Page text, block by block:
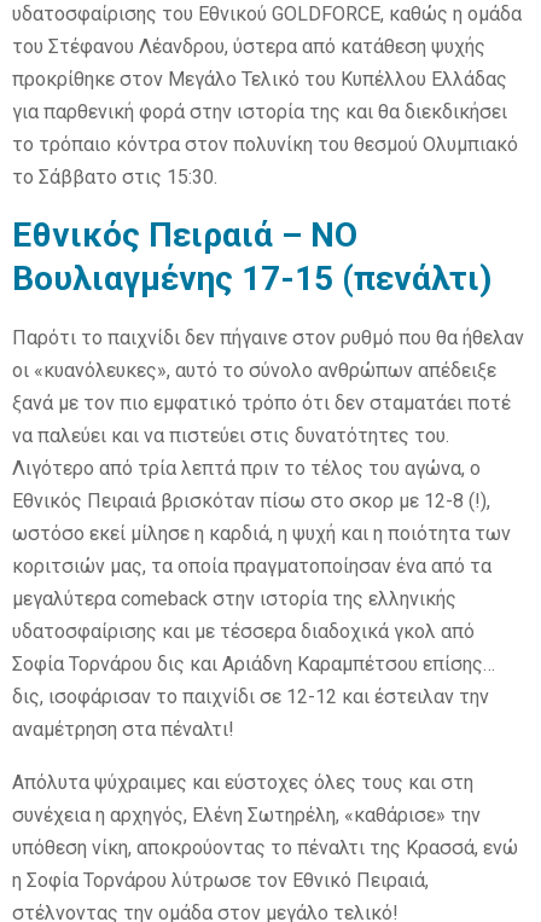
υδατοσφαίρισης του Εθνικού GOLDFORCE, καθώς η ομάδα
του Στέφανου Λέανδρου, ύστερα από κατάθεση ψυχής
προκρίθηκε στον Μεγάλο Τελικό του Κυπέλλου Ελλάδας
για παρθενική φορά στην ιστορία της και θα διεκδικήσει
το τρόπαιο κόντρα στον πολυνίκη του θεσμού Ολυμπιακό
το Σάββατο στις 15:30.
Εθνικός Πειραιά – ΝΟ
Βουλιαγμένης 17-15 (πενάλτι)
Παρότι το παιχνίδι δεν πήγαινε στον ρυθμό που θα ήθελαν
οι «κυανόλευκες», αυτό το σύνολο ανθρώπων απέδειξε
ξανά με τον πιο εμφατικό τρόπο ότι δεν σταματάει ποτέ
να παλεύει και να πιστεύει στις δυνατότητες του.
Λιγότερο από τρία λεπτά πριν το τέλος του αγώνα, ο
Εθνικός Πειραιά βρισκόταν πίσω στο σκορ με 12-8 (!),
ωστόσο εκεί μίλησε η καρδιά, η ψυχή και η ποιότητα των
κοριτσιών μας, τα οποία πραγματοποίησαν ένα από τα
μεγαλύτερα comeback στην ιστορία της ελληνικής
υδατοσφαίρισης και με τέσσερα διαδοχικά γκολ από
Σοφία Τορνάρου δις και Αριάδνη Καραμπέτσου επίσης…
δις, ισοφάρισαν το παιχνίδι σε 12-12 και έστειλαν την
αναμέτρηση στα πέναλτι!
Απόλυτα ψύχραιμες και εύστοχες όλες τους και στη
συνέχεια η αρχηγός, Ελένη Σωτηρέλη, «καθάρισε» την
υπόθεση νίκη, αποκρούοντας το πέναλτι της Κρασσά, ενώ
η Σοφία Τορνάρου λύτρωσε τον Εθνικό Πειραιά,
στέλνοντας την ομάδα στον μεγάλο τελικό!